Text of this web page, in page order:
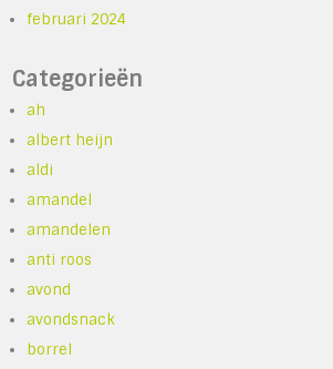
februari 2024
Categorieën
ah
albert heijn
aldi
amandel
amandelen
anti roos
avond
avondsnack
borrel